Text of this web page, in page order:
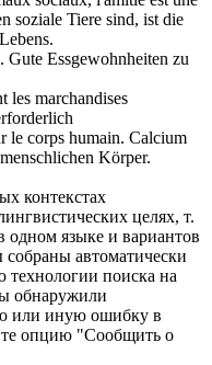
soziale Tiere sind, ist die
. Gute Essgewohnheiten zu
les marchandises
le corps humain. Calcium
Körper.
контекстах
целях, т.
одном языке и вариантов
автоматически
поиска на
обнаружили
или иную ошибку в
опцию "Сообщить о